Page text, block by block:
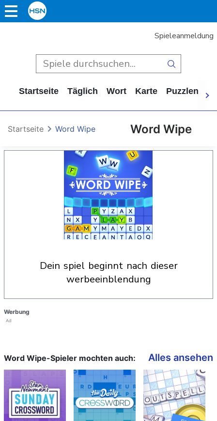
Spieleanmeldung
Startseite Täglich Wort Karte Puzzlen
Word Wipe
Startseite Word Wipe
dein spiel beginnt nach dieser
werbeeinblendung
Werbung
Ad
Word Wipe-Spieler mochten auch: Alles ansehen